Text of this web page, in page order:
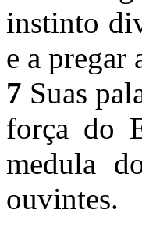
instinto
e a
7 Suas
força do
medula
ouvintes.